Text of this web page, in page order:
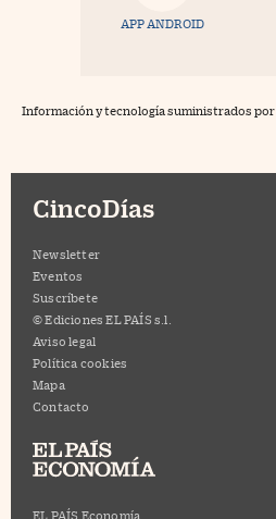
APP ANDROID
Información y tecnología suministrados por
CincoDías
Newsletter
Eventos
Suscríbete
© Ediciones EL PAÍS s.l.
Aviso legal
Política cookies
Mapa
Contacto
EL PAÍS Economía